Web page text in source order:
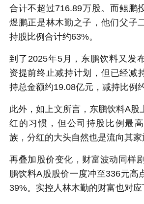
合计不超过716.89万股。而鲲鹏
煜鹏正是林木勤 之子，他们父子
持股比例合计约63%。
到了2025年5月，东鹏饮料又发
资提前终止减持计划，但已经减
持总金额约19.08亿元，减持比例
此外，如上文所言，东鹏饮料A股
红的习惯，但公司持股比例最
族，分红的大头自然也是流向其家
再叠加股价变化，财富波动同样
鹏饮料A股股价一度冲至336元高
39%。实控人林木勤的财富也对应